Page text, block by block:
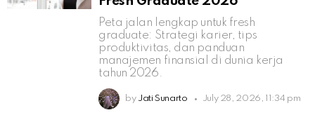
Peta jalan lengkap untuk fresh
graduate: Strategi karier, tips
produktivitas, dan panduan
manajemen finansial di dunia kerja
tahun 2026.
by Jati Sunarto July 28, 2026, 11:34 pm